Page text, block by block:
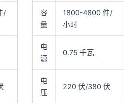
/
容
量
1800-4800 件/
小时
电
源
0.75 千瓦
电
压
220 伏/380 伏